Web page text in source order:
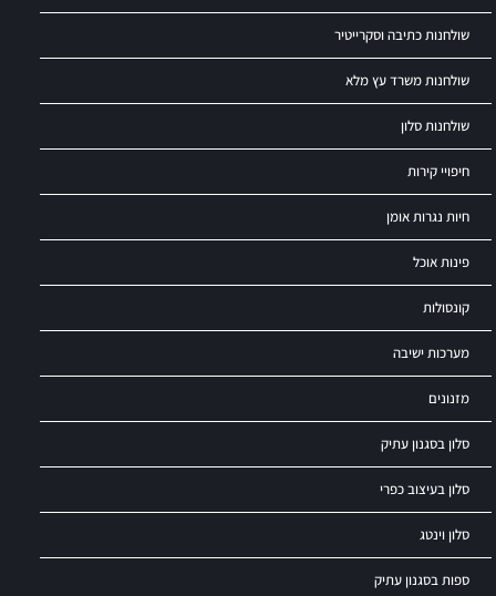
שולחנות כתיבה וסקרייטיר
שולחנות משרד עץ מלא
שולחנות סלון
חיפויי קירות
חיות נגרות אומן
פינות אוכל
קונסולות
מערכות ישיבה
מזנונים
סלון בסגנון עתיק
סלון בעיצוב כפרי
סלון וינטג
ספות בסגנון עתיק